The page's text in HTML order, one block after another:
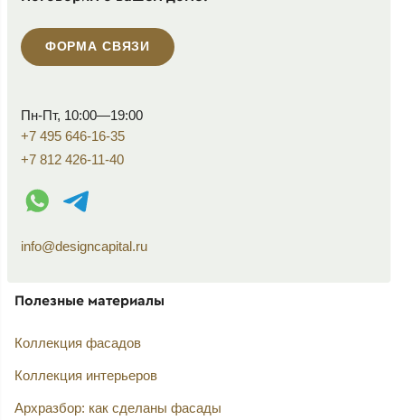
ФОРМА СВЯЗИ
Пн-Пт, 10:00—19:00
+7 495 646-16-35
+7 812 426-11-40
WhatsApp контакт
Telegram контакт
info@designcapital.ru
Полезные материалы
Коллекция фасадов
Коллекция интерьеров
Архразбор: как сделаны фасады